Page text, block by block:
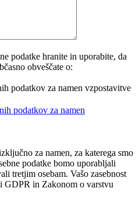
podatke hranite in uporabite, da
obveščate o:
podatkov za namen vzpostavitve
podatkov za namen
za namen, za katerega smo
podatke bomo uporabljali
tretjim osebam. Vašo zasebnost
GDPR in Zakonom o varstvu